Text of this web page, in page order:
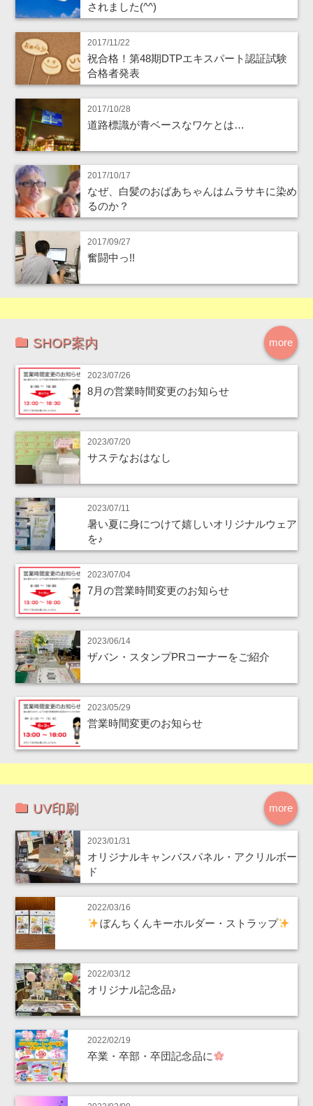
されました(^^)
2017/11/22
祝合格！第48期DTPエキスパート認証試験
合格者発表
2017/10/28
道路標識が青ベースなワケとは…
2017/10/17
なぜ、白髪のおばあちゃんはムラサキに染め
るのか？
2017/09/27
奮闘中っ!!
more
SHOP案内
2023/07/26
8月の営業時間変更のお知らせ
2023/07/20
サステなおはなし
2023/07/11
暑い夏に身につけて嬉しいオリジナルウェア
を♪
2023/07/04
7月の営業時間変更のお知らせ
2023/06/14
ザバン・スタンプPRコーナーをご紹介
2023/05/29
営業時間変更のお知らせ
more
UV印刷
2023/01/31
オリジナルキャンバスパネル・アクリルボー
ド
2022/03/16
ぼんちくんキーホルダー・ストラップ
2022/03/12
オリジナル記念品♪
2022/02/19
卒業・卒部・卒団記念品に